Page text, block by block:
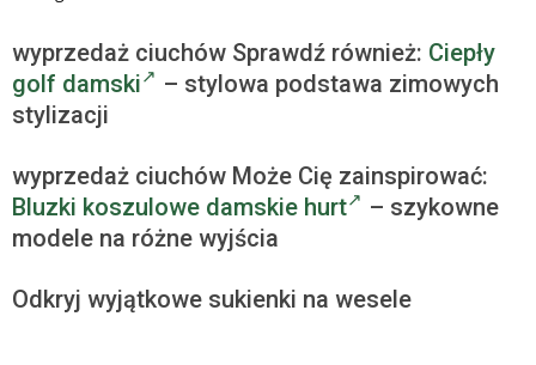
wyprzedaż ciuchów Sprawdź również: Ciepły
golf damski
– stylowa podstawa zimowych
stylizacji
wyprzedaż ciuchów Może Cię zainspirować:
Bluzki koszulowe damskie hurt
– szykowne
modele na różne wyjścia
Odkryj wyjątkowe sukienki na wesele